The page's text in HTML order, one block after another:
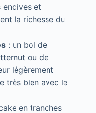
endives et
la richesse du
: un bol de
ou de
légèrement
très bien avec le
en tranches